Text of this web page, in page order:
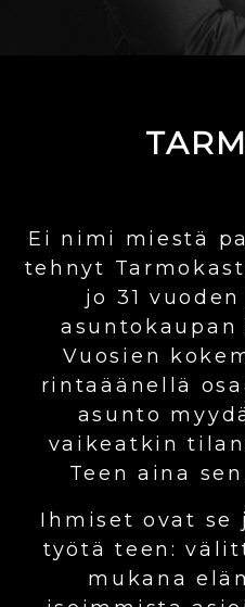
Ei nimi miestä
tehnyt
jo 31
asuntokaupan
Vuosien
rintaäänellä
asunto
vaikeatkin
Teen aina
Ihmiset ovat
työtä teen:
mukana